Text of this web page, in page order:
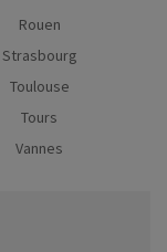
Rouen
Strasbourg
Toulouse
Tours
Vannes